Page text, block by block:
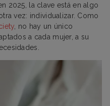
2025, la clave está en algo
vez: individualizar. Como
, no hay un único
a cada mujer, a su